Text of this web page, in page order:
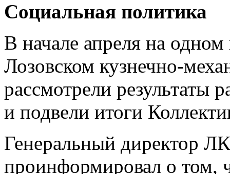
Социальная политика
В начале апреля на
Лозовском кузнечно-
рассмотрели результаты
и подвели итоги
Генеральный директор
проинформировал о том,